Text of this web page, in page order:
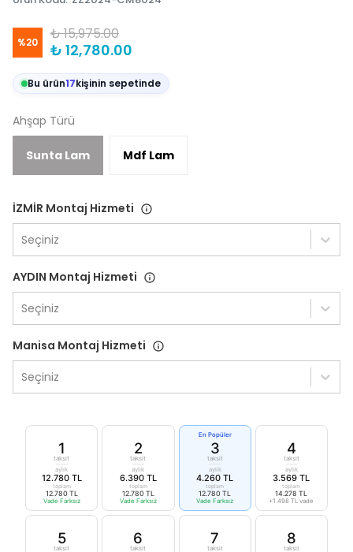
%20 ₺ 15,975.00
₺ 12,780.00
Bu ürün17kişinin sepetinde
Ahşap Türü
Sunta Lam Mdf Lam
İZMİR Montaj Hizmeti
Seçiniz
AYDIN Montaj Hizmeti
Seçiniz
Manisa Montaj Hizmeti
Seçiniz
1
taksit
aylık
12.780 TL
toplam
12.780 TL
Vade Farksız
2
taksit
aylık
6.390 TL
toplam
12.780 TL
Vade Farksız
En Popüler
3
taksit
aylık
4.260 TL
toplam
12.780 TL
Vade Farksız
4
taksit
aylık
3.569 TL
toplam
14.278 TL
+1.498 TL vade
5
taksit
6
taksit
7
taksit
8
taksit